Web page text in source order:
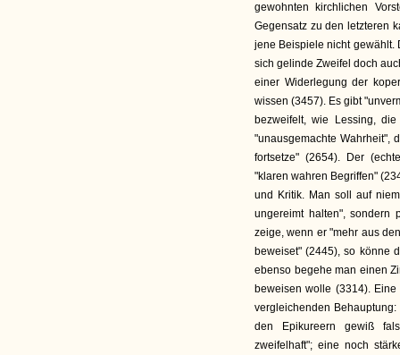
gewohnten kirchlichen
Gegensatz zu den letzteren
jene Beispiele nicht gewählt.
sich gelinde Zweifel doch
einer Widerlegung der
wissen (3457). Es gibt
bezweifelt, wie Lessing,
"unausgemachte Wahrheit",
fortsetze" (2654). Der
"klaren wahren Begriffen"
und Kritik. Man soll auf
ungereimt halten", sondern
zeige, wenn er "mehr aus
beweiset" (2445), so könne
ebenso begehe man einen
beweisen wolle (3314).
vergleichenden
den Epikureern gewiß
zweifelhaft"; eine noch